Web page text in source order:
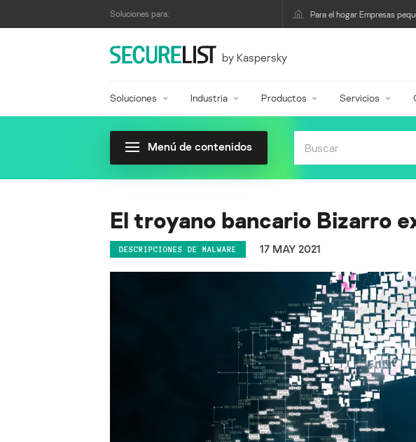
Soluciones para: Para el hogar Empresas
by Kaspersky
Soluciones Industria Productos Servicios
Menú de contenidos
El troyano bancario Bizarro
DESCRIPCIONES DE MALWARE 17 MAY 2021